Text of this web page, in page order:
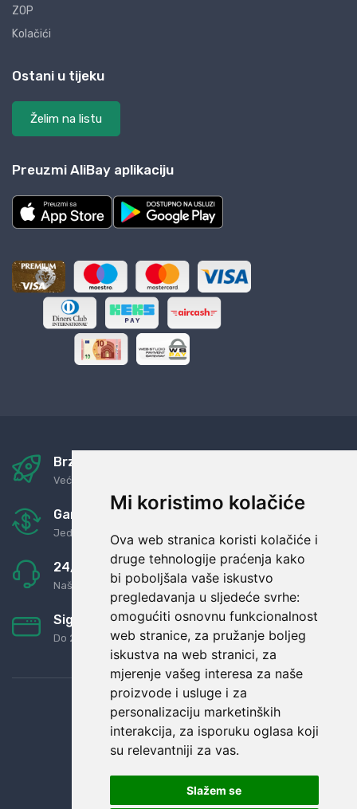
Mi koristimo kolačiće
Ova web stranica koristi kolačiće i
druge tehnologije praćenja kako
bi poboljšala vaše iskustvo
pregledavanja u sljedeće svrhe:
omogućiti osnovnu funkcionalnost
web stranice, za pružanje boljeg
iskustva na web stranici, za
mjerenje vašeg interesa za naše
proizvode i usluge i za
personalizaciju marketinških
interakcija, za isporuku oglasa koji
su relevantniji za vas.
Slažem se
ZOP
Kolačići
Ostani u tijeku
Želim na listu
Preuzmi AliBay aplikaciju
Brza i sigurna dostava
Već za nekoliko dana kod vas
Garancija u povrat novaca
Jednostavno pravilo: Roba za novac
24/7 odlična podrška
Naši agenti uvijek na raspolaganju
Sigurno obročno plaćanje
Do 24 rata bez kamata